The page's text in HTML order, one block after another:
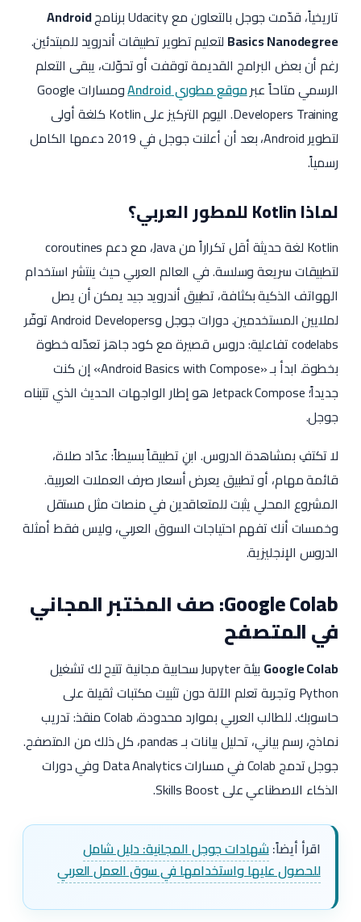
تاريخياً، قدّمت جوجل بالتعاون مع Udacity برنامج
Android
Basics Nanodegree لتعليم تطوير تطبيقات أندرويد للمبتدئين.
رغم أن بعض البرامج القديمة توقفت أو تحوّلت، يبقى التعلم
الرسمي متاحاً عبرموقع مطوري Android
ومسارات Google
Developers Training. اليوم التركيز على Kotlin كلغة أولى
لتطوير Android، بعد أن أعلنت جوجل في 2019 دعمها الكامل
رسمياً.
لماذا Kotlin للمطور العربي؟
Kotlin لغة حديثة أقل تكراراً من Java، مع دعم coroutines
لتطبيقات سريعة وسلسة. في العالم العربي حيث ينتشر استخدام
الهواتف الذكية بكثافة، تطبيق أندرويد جيد يمكن أن يصل
لملايين المستخدمين. دورات جوجل وAndroid Developers توفّر
codelabs تفاعلية: دروس قصيرة مع كود جاهز تعدّله خطوة
بخطوة. ابدأ بـ «Android Basics with Compose» إن كنت
جديداً؛ Jetpack Compose هو إطار الواجهات الحديث الذي تتبناه
جوجل.
لا تكتفِ بمشاهدة الدروس. ابنِ تطبيقاً بسيطاً: عدّاد صلاة،
قائمة مهام، أو تطبيق يعرض أسعار صرف العملات العربية.
المشروع المحلي يثبت للمتعاقدين في منصات مثل مستقل
وخمسات أنك تفهم احتياجات السوق العربي، وليس فقط أمثلة
الدروس الإنجليزية.
Google Colab: صف المختبر المجاني
في المتصفح
Google Colab
بيئة Jupyter سحابية مجانية تتيح لك تشغيل
Python وتجربة تعلم الآلة دون تثبيت مكتبات ثقيلة على
حاسوبك. للطالب العربي بموارد محدودة، Colab منقذ: تدريب
نماذج، رسم بياني، تحليل بيانات بـ pandas، كل ذلك من المتصفح.
جوجل تدمج Colab في مسارات Data Analytics وفي دورات
الذكاء الاصطناعي على Skills Boost.
اقرأ أيضاً:شهادات جوجل المجانية: دليل شامل
للحصول عليها واستخدامها في سوق العمل العربي